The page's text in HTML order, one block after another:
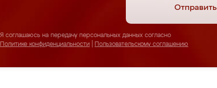
Отправить
Я соглашаюсь на передачу персональных данных согласно
Политике конфиденциальности
Пользовательскому соглашению